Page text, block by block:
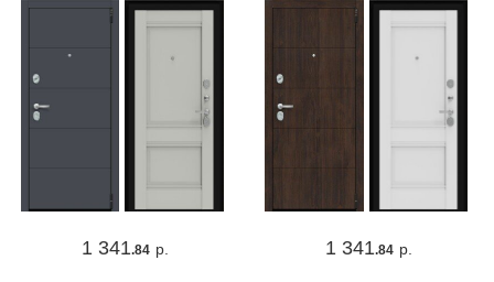
1 341.84 р. 1 341.84 р.